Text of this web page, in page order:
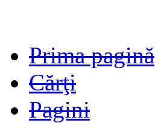
Prima pagină
Cărţi
Pagini